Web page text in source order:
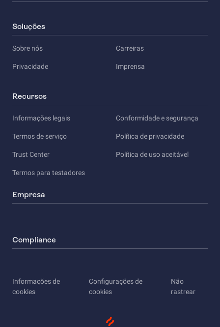
Soluções
Sobre nós Carreiras
Privacidade Imprensa
Recursos
Informações legais Conformidade e segurança
Termos de serviço Política de privacidade
Trust Center Política de uso aceitável
Termos para testadores
Empresa
Compliance
Informações de
cookies
Configurações de
cookies
Não
rastrear